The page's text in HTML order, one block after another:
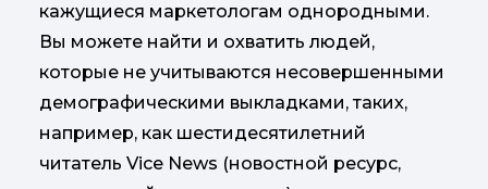
кажущиеся маркетологам однородными.
Вы можете найти и охватить людей,
которые не учитываются несовершенными
демографическими выкладками, таких,
например, как шестидесятилетний
читатель Vice News (новостной ресурс,